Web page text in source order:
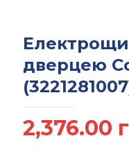
дверцею
2,376.00